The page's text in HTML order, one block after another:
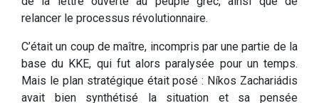
relancer le processus révolutionnaire.
C’était un coup de maître, incompris par une partie de la
base du KKE, qui fut alors paralysée pour un temps.
Mais le plan stratégique était posé : Níkos Zachariádis
avait bien synthétisé la situation et sa pensée